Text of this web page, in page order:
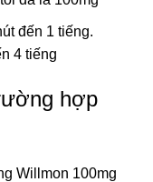
đến 1 tiếng.
4 tiếng
hợp
Willmon 100mg